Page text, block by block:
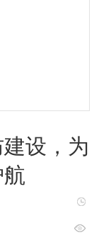
设，为